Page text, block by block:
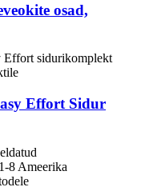
osad,
Effort Sidur